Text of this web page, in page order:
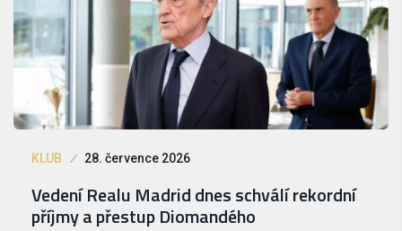
KLUB 28. července 2026
Vedení Realu Madrid dnes schválí rekordní
příjmy a přestup Diomandého